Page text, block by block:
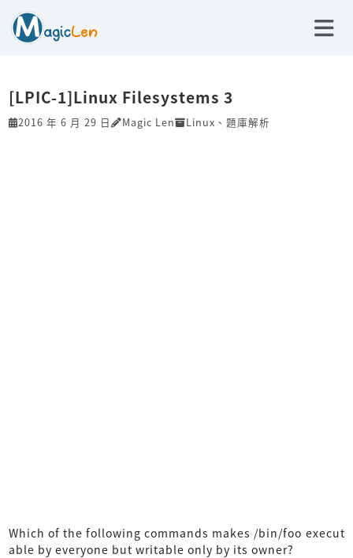
[LPIC-1]Linux Filesystems 3
2016 年 6 月 29 日 Magic Len Linux 、 題庫解析
Which of the following commands makes /bin/foo execut
able by everyone but writable only by its owner?